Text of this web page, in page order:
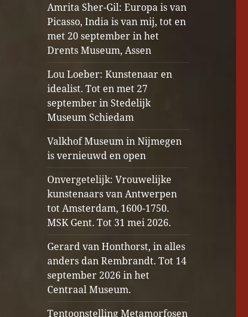
Amrita Sher-Gil: Europa is van
Picasso, India is van mij, tot en
met 20 september in het
Drents Museum, Assen
Lou Loeber: Kunstenaar en
idealist. Tot en met 27
september in Stedelijk
Museum Schiedam
Valkhof Museum in Nijmegen
is vernieuwd en open
Onvergetelijk: Vrouwelijke
kunstenaars van Antwerpen
tot Amsterdam, 1600-1750.
MSK Gent. Tot 31 mei 2026.
Gerard van Honthorst, in alles
anders dan Rembrandt. Tot 14
september 2026 in het
Centraal Museum.
Tentoonstelling Metamorfosen